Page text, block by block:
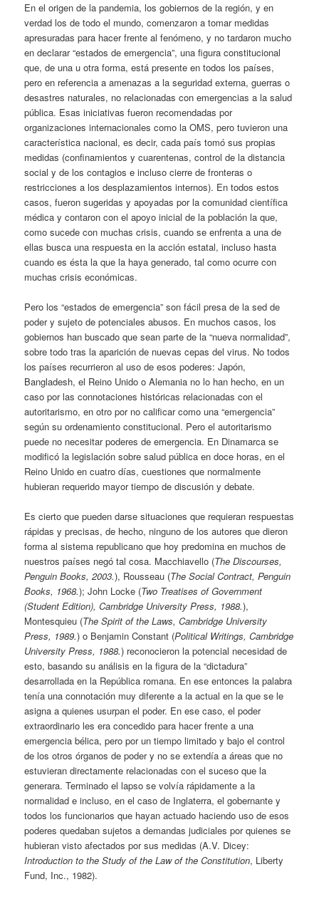
En el origen de la pandemia, los gobiernos de la región, y en
verdad los de todo el mundo, comenzaron a tomar medidas
apresuradas para hacer frente al fenómeno, y no tardaron mucho
en declarar “estados de emergencia”, una figura constitucional
que, de una u otra forma, está presente en todos los países,
pero en referencia a amenazas a la seguridad externa, guerras o
desastres naturales, no relacionadas con emergencias a la salud
pública. Esas iniciativas fueron recomendadas por
organizaciones internacionales como la OMS, pero tuvieron una
característica nacional, es decir, cada país tomó sus propias
medidas (confinamientos y cuarentenas, control de la distancia
social y de los contagios e incluso cierre de fronteras o
restricciones a los desplazamientos internos). En todos estos
casos, fueron sugeridas y apoyadas por la comunidad científica
médica y contaron con el apoyo inicial de la población la que,
como sucede con muchas crisis, cuando se enfrenta a una de
ellas busca una respuesta en la acción estatal, incluso hasta
cuando es ésta la que la haya generado, tal como ocurre con
muchas crisis económicas.
Pero los “estados de emergencia” son fácil presa de la sed de
poder y sujeto de potenciales abusos. En muchos casos, los
gobiernos han buscado que sean parte de la “nueva normalidad”,
sobre todo tras la aparición de nuevas cepas del virus. No todos
los países recurrieron al uso de esos poderes: Japón,
Bangladesh, el Reino Unido o Alemania no lo han hecho, en un
caso por las connotaciones históricas relacionadas con el
autoritarismo, en otro por no calificar como una “emergencia”
según su ordenamiento constitucional. Pero el autoritarismo
puede no necesitar poderes de emergencia. En Dinamarca se
modificó la legislación sobre salud pública en doce horas, en el
Reino Unido en cuatro días, cuestiones que normalmente
hubieran requerido mayor tiempo de discusión y debate.
Es cierto que pueden darse situaciones que requieran respuestas
rápidas y precisas, de hecho, ninguno de los autores que dieron
forma al sistema republicano que hoy predomina en muchos de
nuestros países negó tal cosa. Macchiavello (The Discourses,
Penguin Books, 2003.), Rousseau (The Social Contract, Penguin
Books, 1968.); John Locke (Two Treatises of Government
(Student Edition), Cambridge University Press, 1988.),
Montesquieu (The Spirit of the Laws, Cambridge University
Press, 1989.) o Benjamin Constant (Political Writings, Cambridge
University Press, 1988.) reconocieron la potencial necesidad de
esto, basando su análisis en la figura de la “dictadura”
desarrollada en la República romana. En ese entonces la palabra
tenía una connotación muy diferente a la actual en la que se le
asigna a quienes usurpan el poder. En ese caso, el poder
extraordinario les era concedido para hacer frente a una
emergencia bélica, pero por un tiempo limitado y bajo el control
de los otros órganos de poder y no se extendía a áreas que no
estuvieran directamente relacionadas con el suceso que la
generara. Terminado el lapso se volvía rápidamente a la
normalidad e incluso, en el caso de Inglaterra, el gobernante y
todos los funcionarios que hayan actuado haciendo uso de esos
poderes quedaban sujetos a demandas judiciales por quienes se
hubieran visto afectados por sus medidas (A.V. Dicey:
Introduction to the Study of the Law of the Constitution, Liberty
Fund, Inc., 1982).